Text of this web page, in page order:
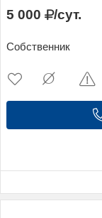
5 000 /сут.
Собственник